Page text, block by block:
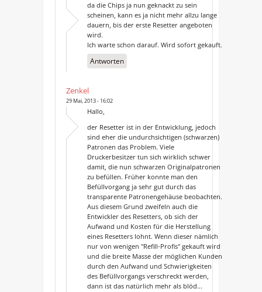
da die Chips ja nun geknackt zu sein
scheinen, kann es ja nicht mehr allzu lange
dauern, bis der erste Resetter angeboten
wird.
Ich warte schon darauf. Wird sofort gekauft.
Antworten
Zenkel
29 Mai, 2013 - 16:02
Hallo,
der Resetter ist in der Entwicklung, jedoch
sind eher die undurchsichtigen (schwarzen)
Patronen das Problem. Viele
Druckerbesitzer tun sich wirklich schwer
damit, die nun schwarzen Originalpatronen
zu befüllen. Früher konnte man den
Befüllvorgang ja sehr gut durch das
transparente Patronengehäuse beobachten.
Aus diesem Grund zweifeln auch die
Entwickler des Resetters, ob sich der
Aufwand und Kosten für die Herstellung
eines Resetters lohnt. Wenn dieser nämlich
nur von wenigen "Refill-Profis" gekauft wird
und die breite Masse der möglichen Kunden
durch den Aufwand und Schwierigkeiten
des Befüllvorgangs verschreckt werden,
dann ist das natürlich mehr als blöd...